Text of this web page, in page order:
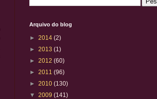
Arquivo do blog
► 2014 (2)
► 2013 (1)
► 2012 (60)
► 2011 (96)
► 2010 (130)
▼ 2009 (141)